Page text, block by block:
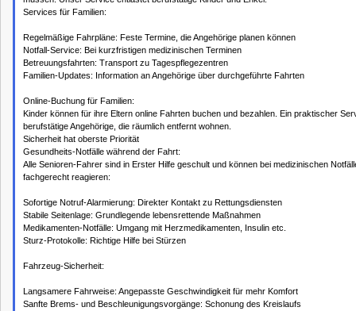
Services für Familien:
Regelmäßige Fahrpläne: Feste Termine, die Angehörige planen können
Notfall-Service: Bei kurzfristigen medizinischen Terminen
Betreuungsfahrten: Transport zu Tagespflegezentren
Familien-Updates: Information an Angehörige über durchgeführte Fahrten
Online-Buchung für Familien:
Kinder können für ihre Eltern online Fahrten buchen und bezahlen. Ein praktischer
berufstätige Angehörige, die räumlich entfernt wohnen.
Sicherheit hat oberste Priorität
Gesundheits-Notfälle während der Fahrt:
Alle Senioren-Fahrer sind in Erster Hilfe geschult und können bei medizinischen
fachgerecht reagieren:
Sofortige Notruf-Alarmierung: Direkter Kontakt zu Rettungsdiensten
Stabile Seitenlage: Grundlegende lebensrettende Maßnahmen
Medikamenten-Notfälle: Umgang mit Herzmedikamenten, Insulin etc.
Sturz-Protokolle: Richtige Hilfe bei Stürzen
Fahrzeug-Sicherheit:
Langsamere Fahrweise: Angepasste Geschwindigkeit für mehr Komfort
Sanfte Brems- und Beschleunigungsvorgänge: Schonung des Kreislaufs